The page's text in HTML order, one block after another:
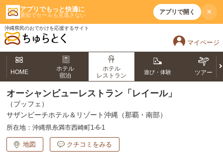
アプリでもっと快適に
通知でセールも見逃さない アプリで開く ×
沖縄県民のおでかけを応援するサイト
マイページ
HOME
ホテル
宿泊
ホテル
レストラン
遊び・体験 ツアー
オーシャンビューレストラン「レイール」
（ブッフェ）
サザンビーチホテル＆リゾート沖縄（那覇・南部）
所在地： 沖縄県糸満市西崎町1-6-1
地図 クチコミをみる